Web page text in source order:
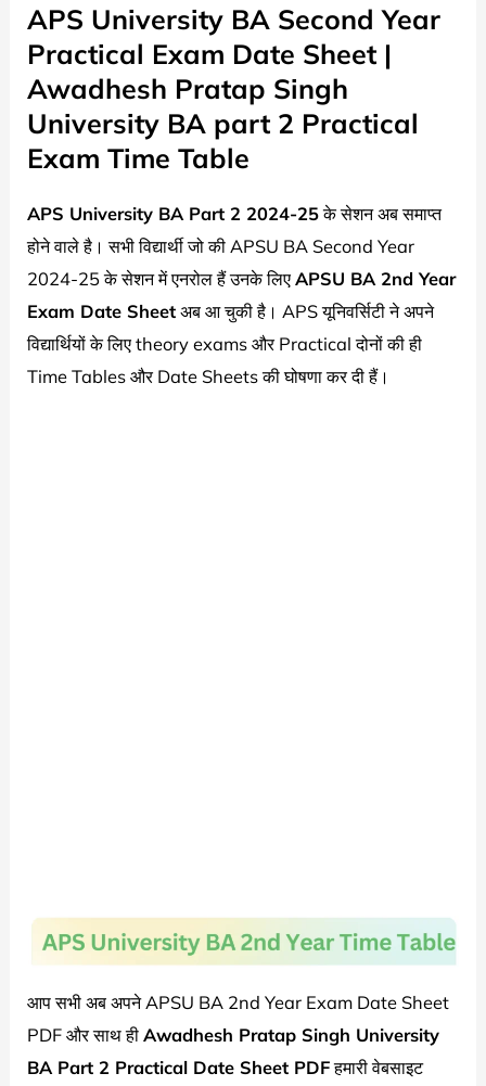
APS University BA Second Year
Practical Exam Date Sheet |
Awadhesh Pratap Singh
University BA part 2 Practical
Exam Time Table
APS University BA Part 2 2024-25के सेशन अब समाप्त
होने वाले है। सभी विद्यार्थी जो की APSU BA Second Year
2024-25 के सेशन में एनरोल हैं उनके लिएAPSU BA 2nd Year
Exam Date Sheet अब आ चुकी है। APS यूनिवर्सिटी ने अपने
विद्यार्थियों के लिए theory exams और Practical दोनों की ही
Time Tables और Date Sheets की घोषणा कर दी हैं।
आप सभी अब अपने APSU BA 2nd Year Exam Date Sheet
PDF और साथ हीAwadhesh Pratap Singh University
BA Part 2 Practical Date Sheet PDFहमारी वेबसाइट